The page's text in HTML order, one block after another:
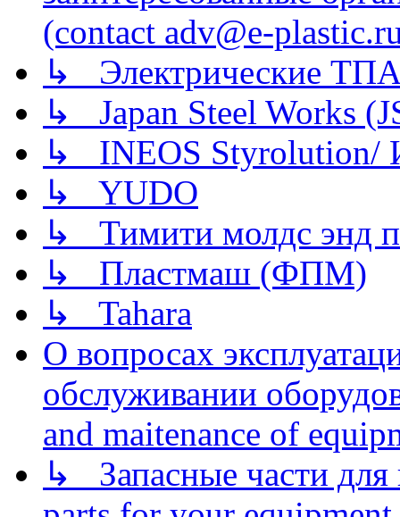
(contact adv@e-
↳ Электрические
↳ Japan Steel Works
↳ INEOS
↳ YUDO
↳ Тимити молдс энд
↳ Пластмаш (ФПМ)
↳ Tahara
О вопросах
обслуживании
and maitenance of
↳ Запасные части для